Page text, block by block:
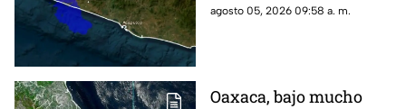
viento en la mayor parte del
agosto 05, 2026 09:58 a. m.
Oaxaca, bajo mucho